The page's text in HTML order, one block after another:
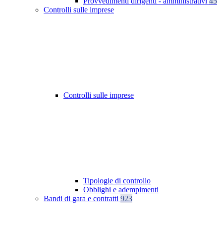
Controlli sulle imprese
Controlli sulle imprese
Tipologie di controllo
Obblighi e adempimenti
Bandi di gara e contratti 923